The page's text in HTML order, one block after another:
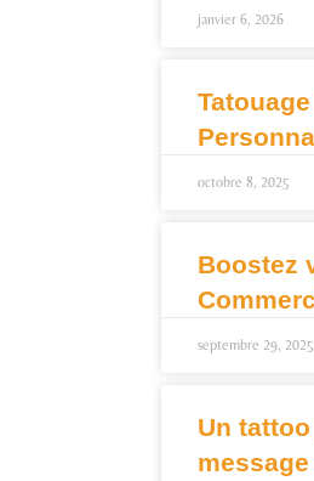
janvier 6, 2026
octobre 8, 2025
Boostez
septembre 29, 2025
Un